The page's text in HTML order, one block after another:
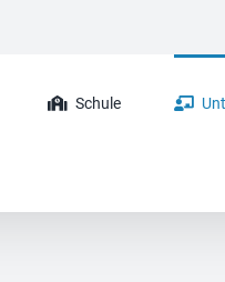
Schule